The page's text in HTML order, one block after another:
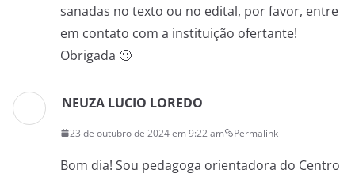
sanadas no texto ou no edital, por favor, entre
em contato com a instituição ofertante!
Obrigada 🙂
NEUZA LUCIO LOREDO
23 de outubro de 2024 em 9:22 am Permalink
Bom dia! Sou pedagoga orientadora do Centro